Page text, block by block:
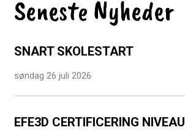
Seneste Nyheder
SNART SKOLESTART
søndag 26 juli 2026
EFE3D CERTIFICERING